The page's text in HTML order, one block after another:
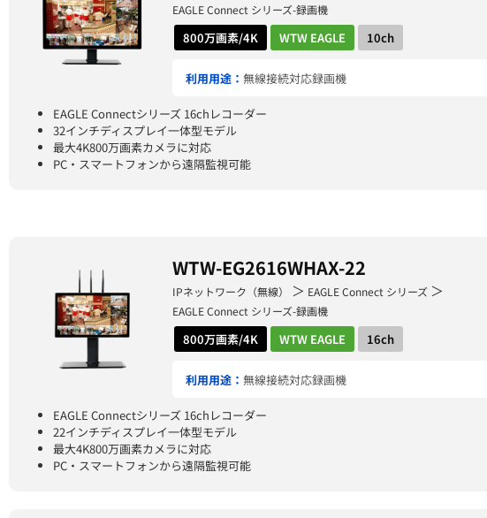
EAGLE Connect シリーズ-録画機
800万画素/4K WTW EAGLE 10ch
利用用途： 無線接続対応録画機
EAGLE Connectシリーズ 16chレコーダー
32インチディスプレイ一体型モデル
最大4K800万画素カメラに対応
PC・スマートフォンから遠隔監視可能
WTW-EG2616WHAX-22
IPネットワーク（無線） ＞ EAGLE Connect シリーズ ＞
EAGLE Connect シリーズ-録画機
800万画素/4K WTW EAGLE 16ch
利用用途： 無線接続対応録画機
EAGLE Connectシリーズ 16chレコーダー
22インチディスプレイ一体型モデル
最大4K800万画素カメラに対応
PC・スマートフォンから遠隔監視可能